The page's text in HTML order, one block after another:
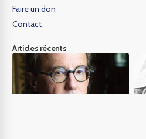
Faire un don
Contact
Articles récents